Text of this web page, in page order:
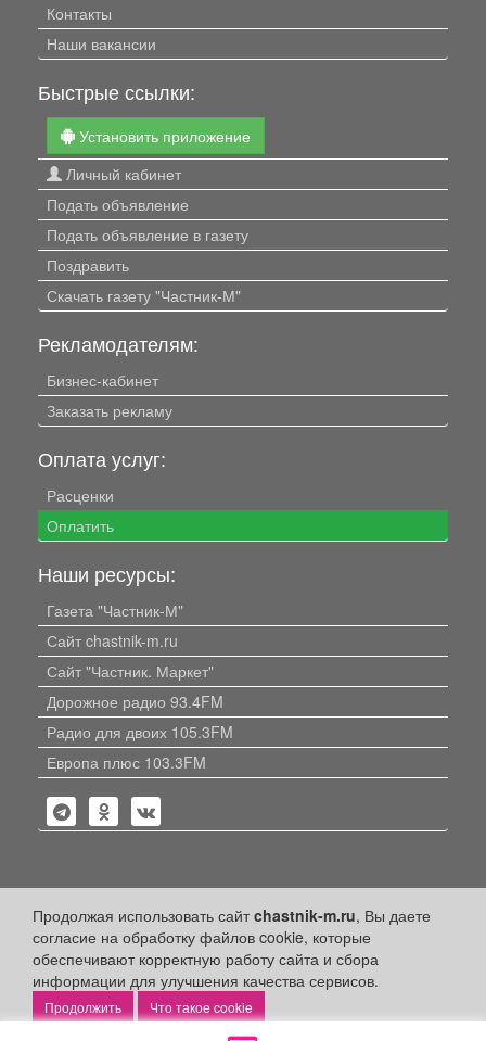
Продолжая использовать сайтchastnik-m.ru, Вы даете
согласие на обработку файлов cookie, которые
обеспечивают корректную работу сайта и сбора
информации для улучшения качества сервисов.
Что такое cookie
Контакты
Наши вакансии
Быстрые ссылки:
Установить приложение
Личный кабинет
Подать объявление
Подать объявление в газету
Поздравить
Скачать газету "Частник-М"
Рекламодателям:
Бизнес-кабинет
Заказать рекламу
Оплата услуг:
Расценки
Оплатить
Наши ресурсы:
Газета "Частник-М"
Сайт chastnik-m.ru
Сайт "Частник. Маркет"
Дорожное радио 93.4FM
Радио для двоих 105.3FM
Европа плюс 103.3FM
Политика конфиденциальности
Публикации с пометкой «Реклама», «На правах рекламы»,
«Партнёрский проект» оплачены рекламодателем.
Редакция сайта не несет ответственности за достоверность
информации, содержащейся в рекламных материалах и
объявлениях.